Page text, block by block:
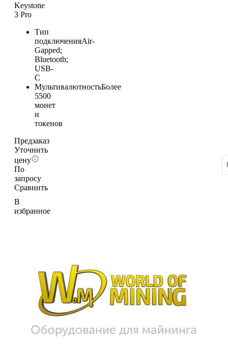
Keystone
3 Pro
Тип
подключенияAir-
Gapped;
Bluetooth;
USB-
C
МультивалютностьБолее
5500
монет
и
токенов
Предзаказ
Уточнить
цену
По
запросу
Сравнить
В
избранное